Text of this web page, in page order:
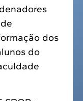
dos
do